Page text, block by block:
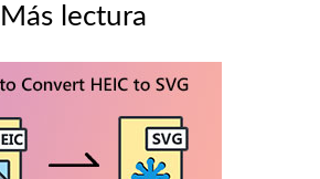
Más lectura